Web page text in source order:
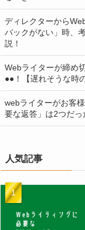
ディレクターから
バックがない」時、
説！
Webライターが締め
●●！【遅れそうな時
webライターがお客
要な返答」は2つだっ
人気記事